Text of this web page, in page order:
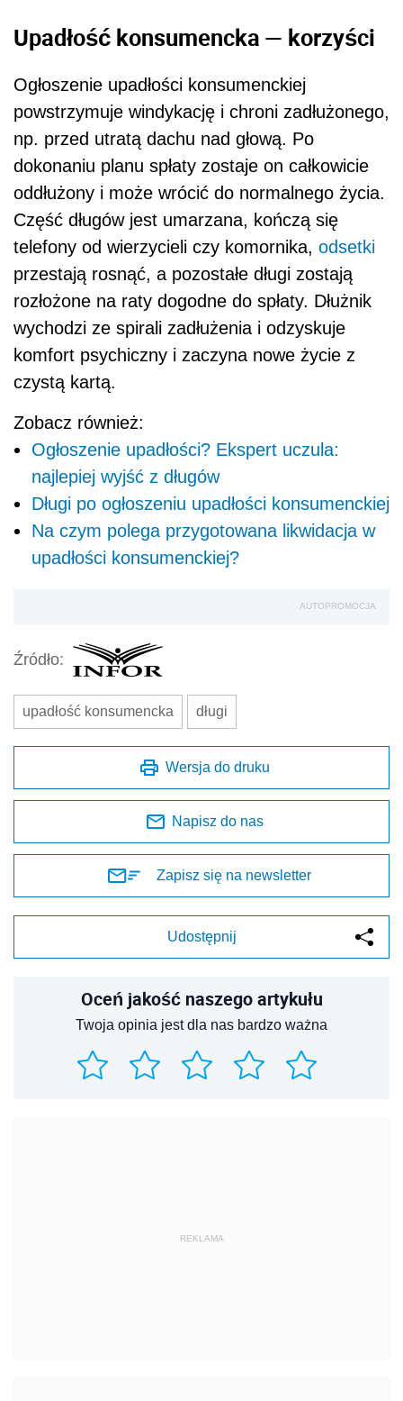
Upadłość konsumencka — korzyści
Ogłoszenie upadłości konsumenckiej
powstrzymuje windykację i chroni zadłużonego,
np. przed utratą dachu nad głową. Po
dokonaniu planu spłaty zostaje on całkowicie
oddłużony i może wrócić do normalnego życia.
Część długów jest umarzana, kończą się
telefony od wierzycieli czy komornika, odsetki
przestają rosnąć, a pozostałe długi zostają
rozłożone na raty dogodne do spłaty. Dłużnik
wychodzi ze spirali zadłużenia i odzyskuje
komfort psychiczny i zaczyna nowe życie z
czystą kartą.
Zobacz również:
Ogłoszenie upadłości? Ekspert uczula:
najlepiej wyjść z długów
Długi po ogłoszeniu upadłości konsumenckiej
Na czym polega przygotowana likwidacja w
upadłości konsumenckiej?
AUTOPROMOCJA
Źródło:
upadłość konsumencka długi
Wersja do druku
Napisz do nas
Zapisz się na newsletter
Udostępnij
Oceń jakość naszego artykułu
Twoja opinia jest dla nas bardzo ważna
REKLAMA